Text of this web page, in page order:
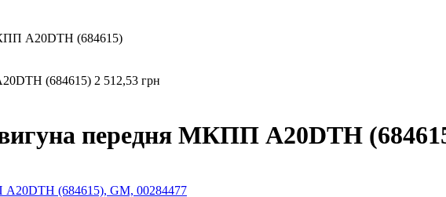
A20DTH (684615)
(684615) 2 512,53 грн
передня MКПП A20DTH